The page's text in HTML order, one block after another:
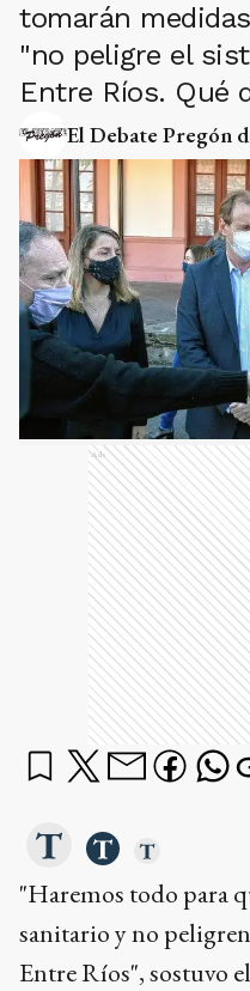
tomarán
"no peligre el
Entre Ríos. Qué
El Debate Pregón
Ads
"Haremos todo para
sanitario y no
Entre Ríos", sostuvo